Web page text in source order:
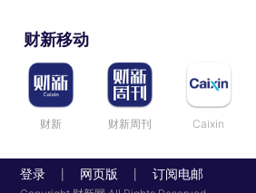
财新移动
财新 财新周刊 Caixin
登录 网页版 订阅电邮